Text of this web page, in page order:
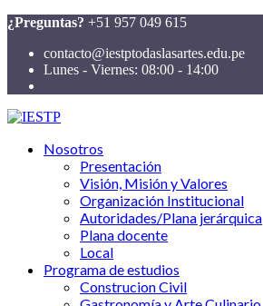
¿Preguntas? +51 957 049 615
contacto@iestptodaslasartes.edu.pe
Lunes - Viernes: 08:00 - 14:00
Nosotros
Presentación
Visión, Misión y Valores
Organización Institucional
Autoridades/Plana jerárquica
Plana docente
Local
Programa de estudios
Construcion Civil